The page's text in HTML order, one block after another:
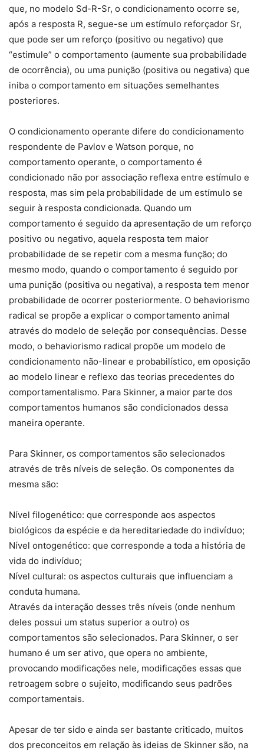
que, no modelo Sd-R-Sr, o condicionamento ocorre se,
após a resposta R, segue-se um estímulo reforçador Sr,
que pode ser um reforço (positivo ou negativo) que
“estimule” o comportamento (aumente sua probabilidade
de ocorrência), ou uma punição (positiva ou negativa) que
iniba o comportamento em situações semelhantes
posteriores.
O condicionamento operante difere do condicionamento
respondente de Pavlov e Watson porque, no
comportamento operante, o comportamento é
condicionado não por associação reflexa entre estímulo e
resposta, mas sim pela probabilidade de um estímulo se
seguir à resposta condicionada. Quando um
comportamento é seguido da apresentação de um reforço
positivo ou negativo, aquela resposta tem maior
probabilidade de se repetir com a mesma função; do
mesmo modo, quando o comportamento é seguido por
uma punição (positiva ou negativa), a resposta tem menor
probabilidade de ocorrer posteriormente. O behaviorismo
radical se propõe a explicar o comportamento animal
através do modelo de seleção por consequências. Desse
modo, o behaviorismo radical propõe um modelo de
condicionamento não-linear e probabilístico, em oposição
ao modelo linear e reflexo das teorias precedentes do
comportamentalismo. Para Skinner, a maior parte dos
comportamentos humanos são condicionados dessa
maneira operante.
Para Skinner, os comportamentos são selecionados
através de três níveis de seleção. Os componentes da
mesma são:
Nível filogenético: que corresponde aos aspectos
biológicos da espécie e da hereditariedade do indivíduo;
Nível ontogenético: que corresponde a toda a história de
vida do indivíduo;
Nível cultural: os aspectos culturais que influenciam a
conduta humana.
Através da interação desses três níveis (onde nenhum
deles possui um status superior a outro) os
comportamentos são selecionados. Para Skinner, o ser
humano é um ser ativo, que opera no ambiente,
provocando modificações nele, modificações essas que
retroagem sobre o sujeito, modificando seus padrões
comportamentais.
Apesar de ter sido e ainda ser bastante criticado, muitos
dos preconceitos em relação às ideias de Skinner são, na